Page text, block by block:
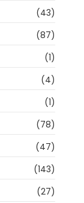
(43)
(87)
(1)
(4)
(1)
(78)
(47)
(143)
(27)